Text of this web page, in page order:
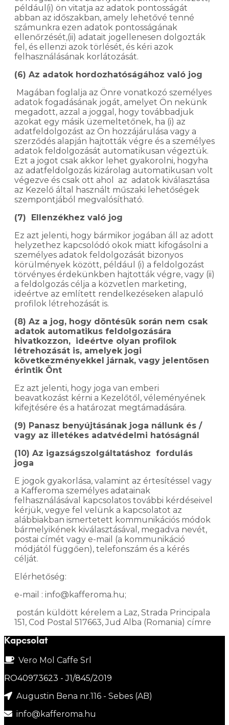
például(i) ön vitatja az adatok pontosságát
abban az időszakban, amely lehetővé tenné
számunkra ezen adatok pontosságának
ellenőrzését,(ii) adatait jogellenesen dolgozták
fel, és ellenzi azok törlését, és kéri azok
felhasználásának korlátozását.
(6) Az adatok hordozhatóságához való jog
Magában foglalja az Önre vonatkozó személyes
adatok fogadásának jogát, amelyet Ön nekünk
megadott, azzal a joggal, hogy továbbadjuk
azokat egy másik üzemeltetőnek, ha (i) az
adatfeldolgozást az Ön hozzájárulása vagy a
szerződés alapján hajtották végre és a személyes
adatok feldolgozását automatikusan végeztük.
Ezt a jogot csak akkor lehet gyakorolni, hogyha
az adatfeldolgozás kizárolag automatikusan volt
végezve és csak ott ahol az adatok kiválasztása
az Kezelő által használt műszaki lehetőségek
szempontjából megvalósítható.
(7) Ellenzékhez való jog
Ez azt jelenti, hogy bármikor jogában áll az adott
helyzethez kapcsolódó okok miatt kifogásolni a
személyes adatok feldolgozását bizonyos
körülmények között, például (i) a feldolgozást
törvényes érdekünkben hajtották végre, vagy (ii)
a feldolgozás célja a közvetlen marketing,
ideértve az említett rendelkezéseken alapuló
profilok létrehozását is.
(8) Az a jog, hogy döntésük során nem csak
adatok automatikus feldolgozására
hivatkozzon, ideértve olyan profilok
létrehozását is, amelyek jogi
következményekkel járnak, vagy jelentősen
érintik Önt
Ez azt jelenti, hogy joga van emberi
beavatkozást kérni a Kezelőtől, véleményének
kifejtésére és a határozat megtámadására.
(9) Panasz benyújtásának joga nállunk és /
vagy az illetékes adatvédelmi hatóságnál
(10) Az igazságszolgáltatáshoz fordulás
joga
E jogok gyakorlása, valamint az értesítéssel vagy
a Kafferoma személyes adatainak
felhasználásával kapcsolatos további kérdéseivel
kérjük, vegye fel velünk a kapcsolatot az
alábbiakban ismertetett kommunikációs módok
bármelyikének kiválasztásával, megadva nevét,
postai címét vagy e-mail (a kommunikáció
módjától függően), telefonszám és a kérés
célját.
Elérhetőség:
e-mail : info@kafferoma.hu;
postán küldött kérelem a Laz, Strada Principala
151, Cod Postal 517663, Jud Alba (Romania) címre
Kapcsolat
Vero Mol Caffe Srl
RO40973623 - J1/845/2019
Augustin Bena nr.116 - Sebes (AB)
info@kafferoma.hu